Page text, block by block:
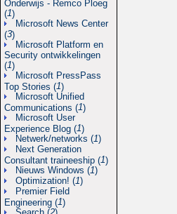
Onderwijs - Remco Ploeg
(1)
Microsoft News Center
(3)
Microsoft Platform en
Security ontwikkelingen
(1)
Microsoft PressPass
Top Stories (1)
Microsoft Unified
Communications (1)
Microsoft User
Experience Blog (1)
Netwerk/networks (1)
Next Generation
Consultant traineeship (1)
Nieuws Windows (1)
Optimization! (1)
Premier Field
Engineering (1)